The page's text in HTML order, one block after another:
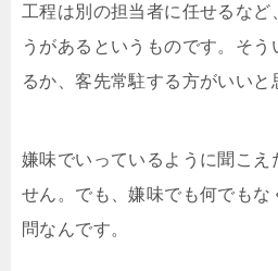
工程は別の担当者に任せるなど
うがあるというものです。そ
るか、客先常駐する方がいいと
嫌味でいっているように聞こえ
せん。でも、嫌味でも何でもな
問なんです。